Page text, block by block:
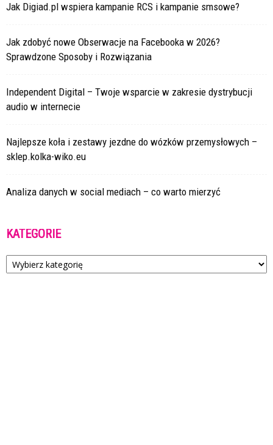
Jak Digiad.pl wspiera kampanie RCS i kampanie smsowe?
Jak zdobyć nowe Obserwacje na Facebooka w 2026?
Sprawdzone Sposoby i Rozwiązania
Independent Digital – Twoje wsparcie w zakresie dystrybucji
audio w internecie
Najlepsze koła i zestawy jezdne do wózków przemysłowych –
sklep.kolka-wiko.eu
Analiza danych w social mediach – co warto mierzyć
KATEGORIE
Kategorie